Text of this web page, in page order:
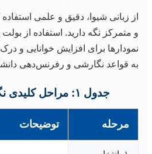
از زبانی شیوا، دقیق و علمی استفاده
و متمرکز نگه دارید. استفاده از
نمودارها برای افزایش خوانایی و
به قواعد نگارشی و رفرنس‌دهی
جدول ۱: مراحل کلیدی نگارش پایان‌نامه
مرحله توضیحات